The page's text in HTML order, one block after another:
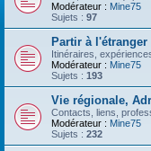
Modérateur : Mine75
Sujets : 97
Partir à l'étranger
Itinéraires,
Modérateur : Mine75
Sujets : 193
Vie régionale,
Contacts, liens,
Modérateur : Mine75
Sujets : 232